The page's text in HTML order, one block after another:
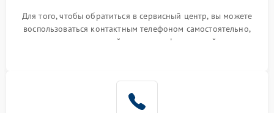
Для того, чтобы обратиться в сервисный центр, вы можете
воспользоваться контактным телефоном самостоятельно,
или оставить свой номер телефона на сайте